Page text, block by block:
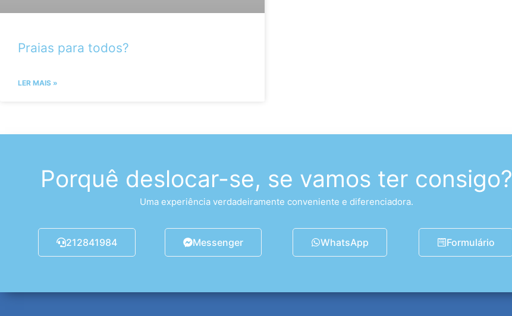
Praias para todos?
LER MAIS »
Porquê deslocar-se, se vamos ter consigo?
Uma experiência verdadeiramente conveniente e diferenciadora.
212841984 Messenger WhatsApp Formulário